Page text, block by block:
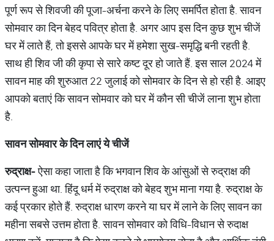
पूर्ण रूप से शिवजी की पूजा-अर्चना करने के लिए समर्पित होता है. सावन
सोमवार का दिन बेहद पवित्र होता है. अगर आप इस दिन कुछ शुभ चीजें
घर में लाते हैं, तो इससे आपके घर में हमेशा सुख-समृद्धि बनी रहती है.
साथ ही शिव जी की कृपा से सारे कष्ट दूर हो जाते हैं. इस साल 2024 में
सावन माह की शुरुआत 22 जुलाई को सोमवार के दिन से हो रही है. आइए
आपको बताएं कि सावन सोमवार को घर में कौन सी चीजें लाना शुभ होता
है.
सावन सोमवार के दिन लाएं ये चीजें
रुद्राक्ष-ऐसा कहा जाता है कि भगवान शिव के आंसुओं से रुद्राक्ष की
उत्पन्न हुआ था. हिंदू धर्म में रुद्राक्ष को बेहद शुभ माना गया है. रुद्राक्ष के
कई प्रकार होते हैं. रुद्राक्ष धारण करने या घर में लाने के लिए सावन का
महीना सबसे उत्तम होता है. सावन सोमवार को विधि-विधान से रुदाक्ष